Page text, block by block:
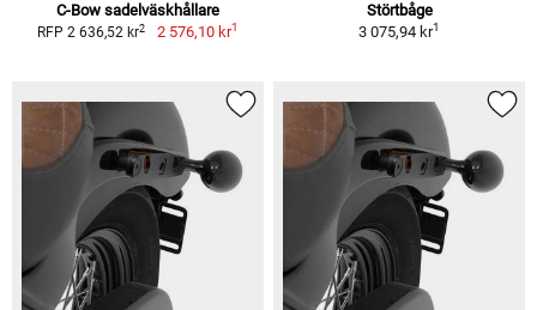
C-Bow sadelväskhållare
RFP 2 636,52 kr2 2 576,10 kr1
Störtbåge
3 075,94 kr1